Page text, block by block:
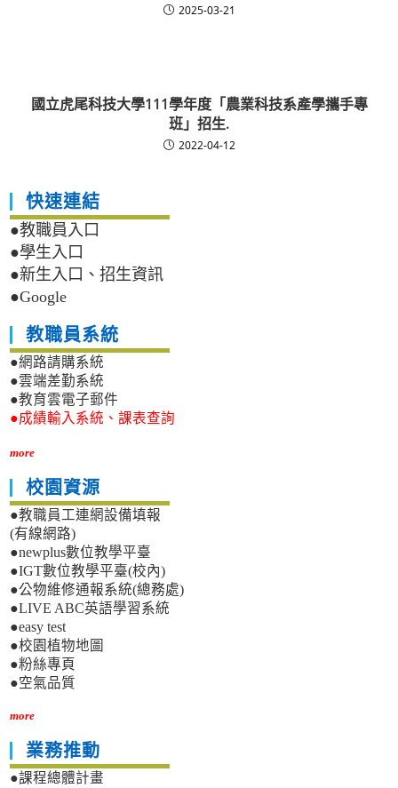
2025-03-21
國立虎尾科技大學111學年度「農業科技系產學攜手專
班」招生.
2022-04-12
快速連結
●教職員入口
●學生入口
●新生入口、招生資訊
●Google
教職員系統
●網路請購系統
●雲端差勤系統
●教育雲電子郵件
●成績輸入系統、課表查詢
more
校園資源
●教職員工連網設備填報
(有線網路)
●newplus數位教學平臺
●IGT數位教學平臺(校內)
●公物維修通報系統(總務處)
●LIVE ABC英語學習系統
●easy test
●校園植物地圖
●粉絲專頁
●空氣品質
more
業務推動
●課程總體計畫